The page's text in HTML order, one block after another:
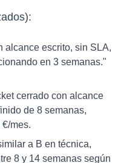
alcance escrito, sin SLA,
en 3 semanas."
cerrado con alcance
de 8 semanas,
mes.
a B en técnica,
8 y 14 semanas según